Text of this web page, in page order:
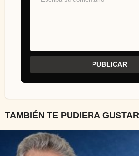
TAMBIÉN TE PUDIERA GUSTAR